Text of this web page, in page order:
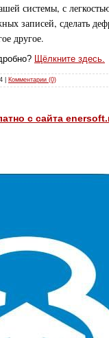
системы, с
записей, сделать
другое.
Щёлкните здесь.
Комментарии (0)
с сайта